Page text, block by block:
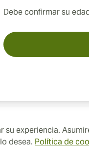
experiencia.
desea. Política de
Debe confirmar su
y Condiciones
de Privacidad
nosotros
de Cookies